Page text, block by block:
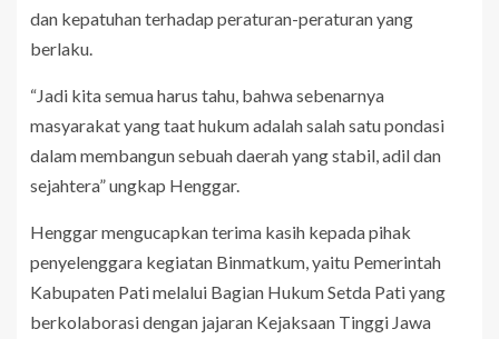
dan kepatuhan terhadap peraturan-peraturan yang
berlaku.
“Jadi kita semua harus tahu, bahwa sebenarnya
masyarakat yang taat hukum adalah salah satu pondasi
dalam membangun sebuah daerah yang stabil, adil dan
sejahtera” ungkap Henggar.
Henggar mengucapkan terima kasih kepada pihak
penyelenggara kegiatan Binmatkum, yaitu Pemerintah
Kabupaten Pati melalui Bagian Hukum Setda Pati yang
berkolaborasi dengan jajaran Kejaksaan Tinggi Jawa